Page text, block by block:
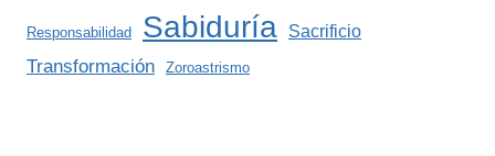
Responsabilidad Sabiduría Sacrificio
Transformación Zoroastrismo